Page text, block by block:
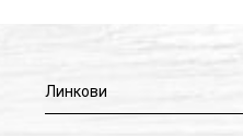
Линкови